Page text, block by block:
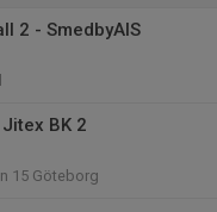
2 - SmedbyAIS
BK 2
15 Göteborg